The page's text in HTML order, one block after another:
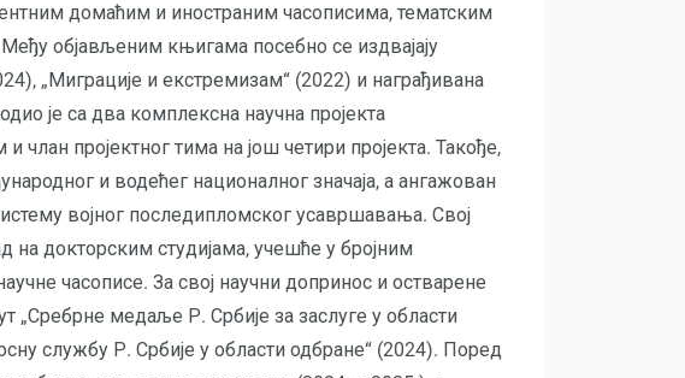
домаћим и иностраним часописима, тематским
објављеним књигама посебно се издвајају
„Миграције и екстремизам“ (2022) и награђивана
је са два комплексна научна пројекта
пројектног тима на још четири пројекта. Такође,
и водећег националног значаја, а ангажован
војног последипломског усавршавања. Свој
на докторским студијама, учешће у бројним
часописе. За свој научни допринос и остварене
„Сребрне медаље Р. Србије за заслуге у области
службу Р. Србије у области одбране“ (2024). Поред